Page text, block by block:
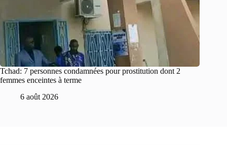
Tchad: 7 personnes condamnées pour prostitution dont 2
femmes enceintes à terme
6 août 2026